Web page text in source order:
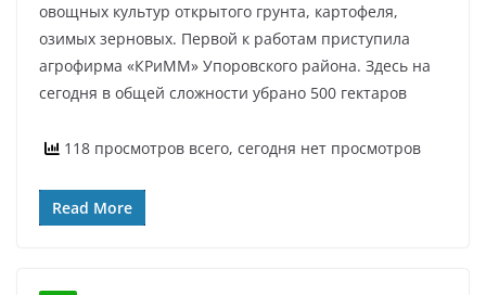
овощных культур открытого грунта, картофеля,
озимых зерновых. Первой к работам приступила
агрофирма «КРиММ» Упоровского района. Здесь на
сегодня в общей сложности убрано 500 гектаров
118 просмотров всего, сегодня нет просмотров
Read More